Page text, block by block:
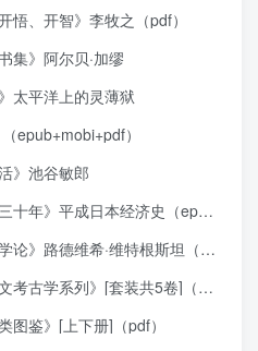
悟、开智》李牧之（pdf）
集》阿尔贝·加缪
太平洋上的灵薄狱
epub+mobi+pdf）
》池谷敏郎
》平成日本经济史（epub+mobi+azw3+pdf）
路德维希·维特根斯坦（epub+mobi+azw3+pdf）
学系列》[套装共5卷]（epub+mobi+azw3+pdf）
图鉴》[上下册]（pdf）